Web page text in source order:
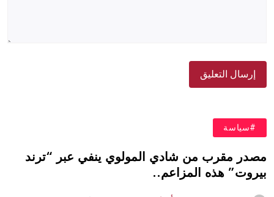
#سياسة
مصدر مقرب من شادي المولوي ينفي عبر “ترند
بيروت” هذه المزاعم..